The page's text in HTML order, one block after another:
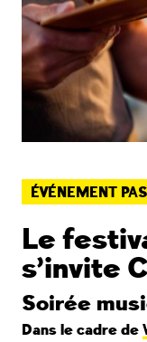
ÉVÉNEMENT
Le
s’invite
Soirée
Dans le cadre de